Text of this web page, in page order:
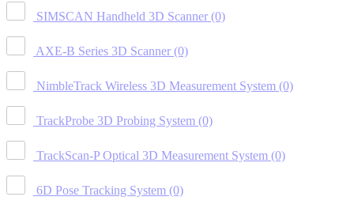
SIMSCAN Handheld 3D Scanner (0)
AXE-B Series 3D Scanner (0)
NimbleTrack Wireless 3D Measurement System (0)
TrackProbe 3D Probing System (0)
TrackScan-P Optical 3D Measurement System (0)
6D Pose Tracking System (0)